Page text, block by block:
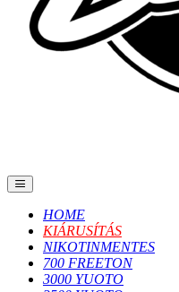
HOME
KIÁRUSÍTÁS
NIKOTINMENTES
700 FREETON
3000 YUOTO